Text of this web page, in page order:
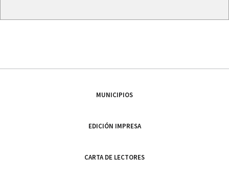
MUNICIPIOS
EDICIÓN IMPRESA
CARTA DE LECTORES